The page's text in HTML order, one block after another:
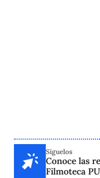
Síguelos
Conoce las
Filmoteca